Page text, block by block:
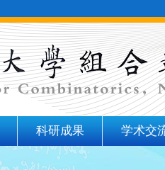
科研成果 学术交